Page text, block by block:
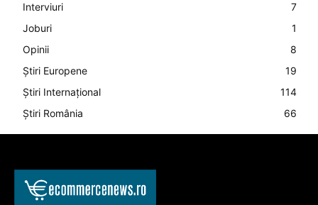
Interviuri
7
Joburi
1
Opinii
8
Știri Europene
19
Știri Internațional
114
Știri România
66